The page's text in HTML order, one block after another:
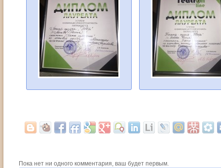
Пока нет ни одного комментария, ваш будет первым.